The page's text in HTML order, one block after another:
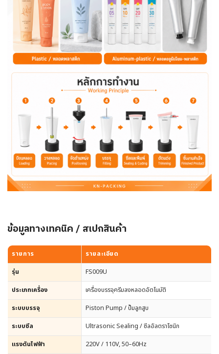
ข้อมูลทางเทคนิค / สเปกสินค้า
รายการ
รายละเอียด
รุ่น
FS009U
ประเภทเครื่อง
เครื่องบรรจุครีมลงหลอดอัตโนมัติ
ระบบบรรจุ
Piston Pump / ปั๊มลูกสูบ
ระบบซีล
Ultrasonic Sealing / ซีลอัลตราโซนิก
แรงดันไฟฟ้า
220V / 110V, 50–60Hz